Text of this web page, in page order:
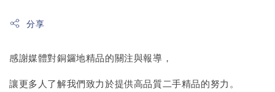
分享
感謝媒體對銅鑼地精品的關注與報導，
讓更多人了解我們致力於提供高品質二手精品的努力。